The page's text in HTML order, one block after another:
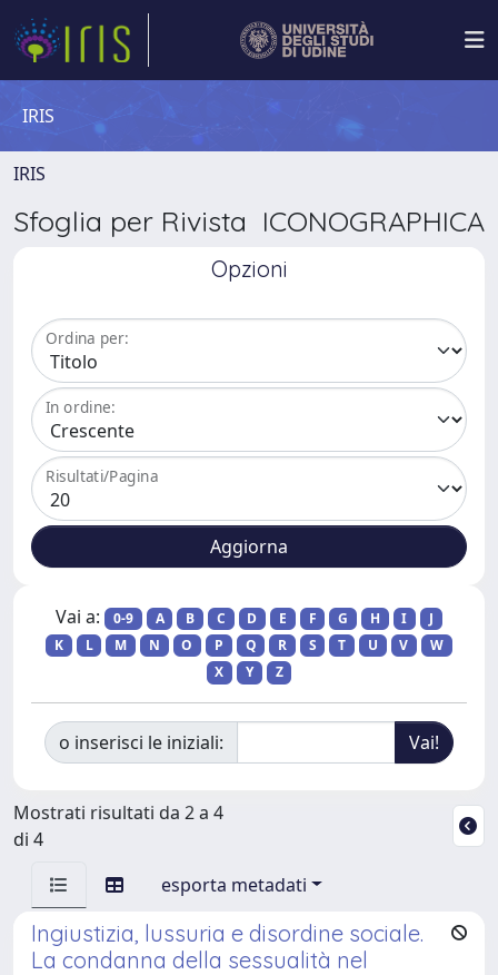
IRIS
IRIS
Sfoglia per Rivista ICONOGRAPHICA
Opzioni
Ordina per:
In ordine:
Risultati/Pagina
Vai a: 0-9 A B C D E F G H I
J
K
L M N O P Q R S T U V
W
X
Y Z
o inserisci le iniziali:
Mostrati risultati da 2 a 4
di 4
esporta metadati
Ingiustizia, lussuria e disordine sociale.
La condanna della sessualità nel